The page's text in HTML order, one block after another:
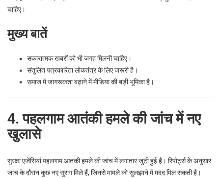
चाहिए।
मुख्य बातें
सकारात्मक खबरों को भी जगह मिलनी चाहिए।
संतुलित पत्रकारिता लोकतंत्र के लिए जरूरी है।
समाज में जागरूकता बढ़ाने में मीडिया की बड़ी भूमिका है।
4. पहलगाम आतंकी हमले की जांच में नए
खुलासे
सुरक्षा एजेंसियां पहलगाम आतंकी हमले की जांच में लगातार जुटी हुई हैं। रिपोर्ट्स के अनुसार
जांच के दौरान कुछ नए सुराग मिले हैं, जिनसे मामले को सुलझाने में मदद मिल सकती है।